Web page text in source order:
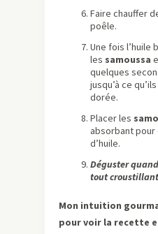
Faire chauffer
poêle.
Une fois l’huile
les samoussa
quelques
jusqu’à ce
dorée.
Placer les
absorbant pour
d’huile.
Déguster
tout
Mon intuition
pour voir la recette